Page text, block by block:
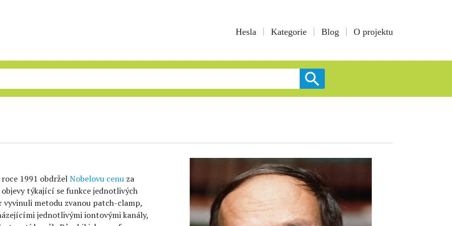
Hesla Kategorie Blog O projektu
1991 obdrželNobelovu cenu za
týkající se funkce jednotlivých
vyvinuli metodu zvanou patch-clamp,
jednotlivými iontovými kanály,